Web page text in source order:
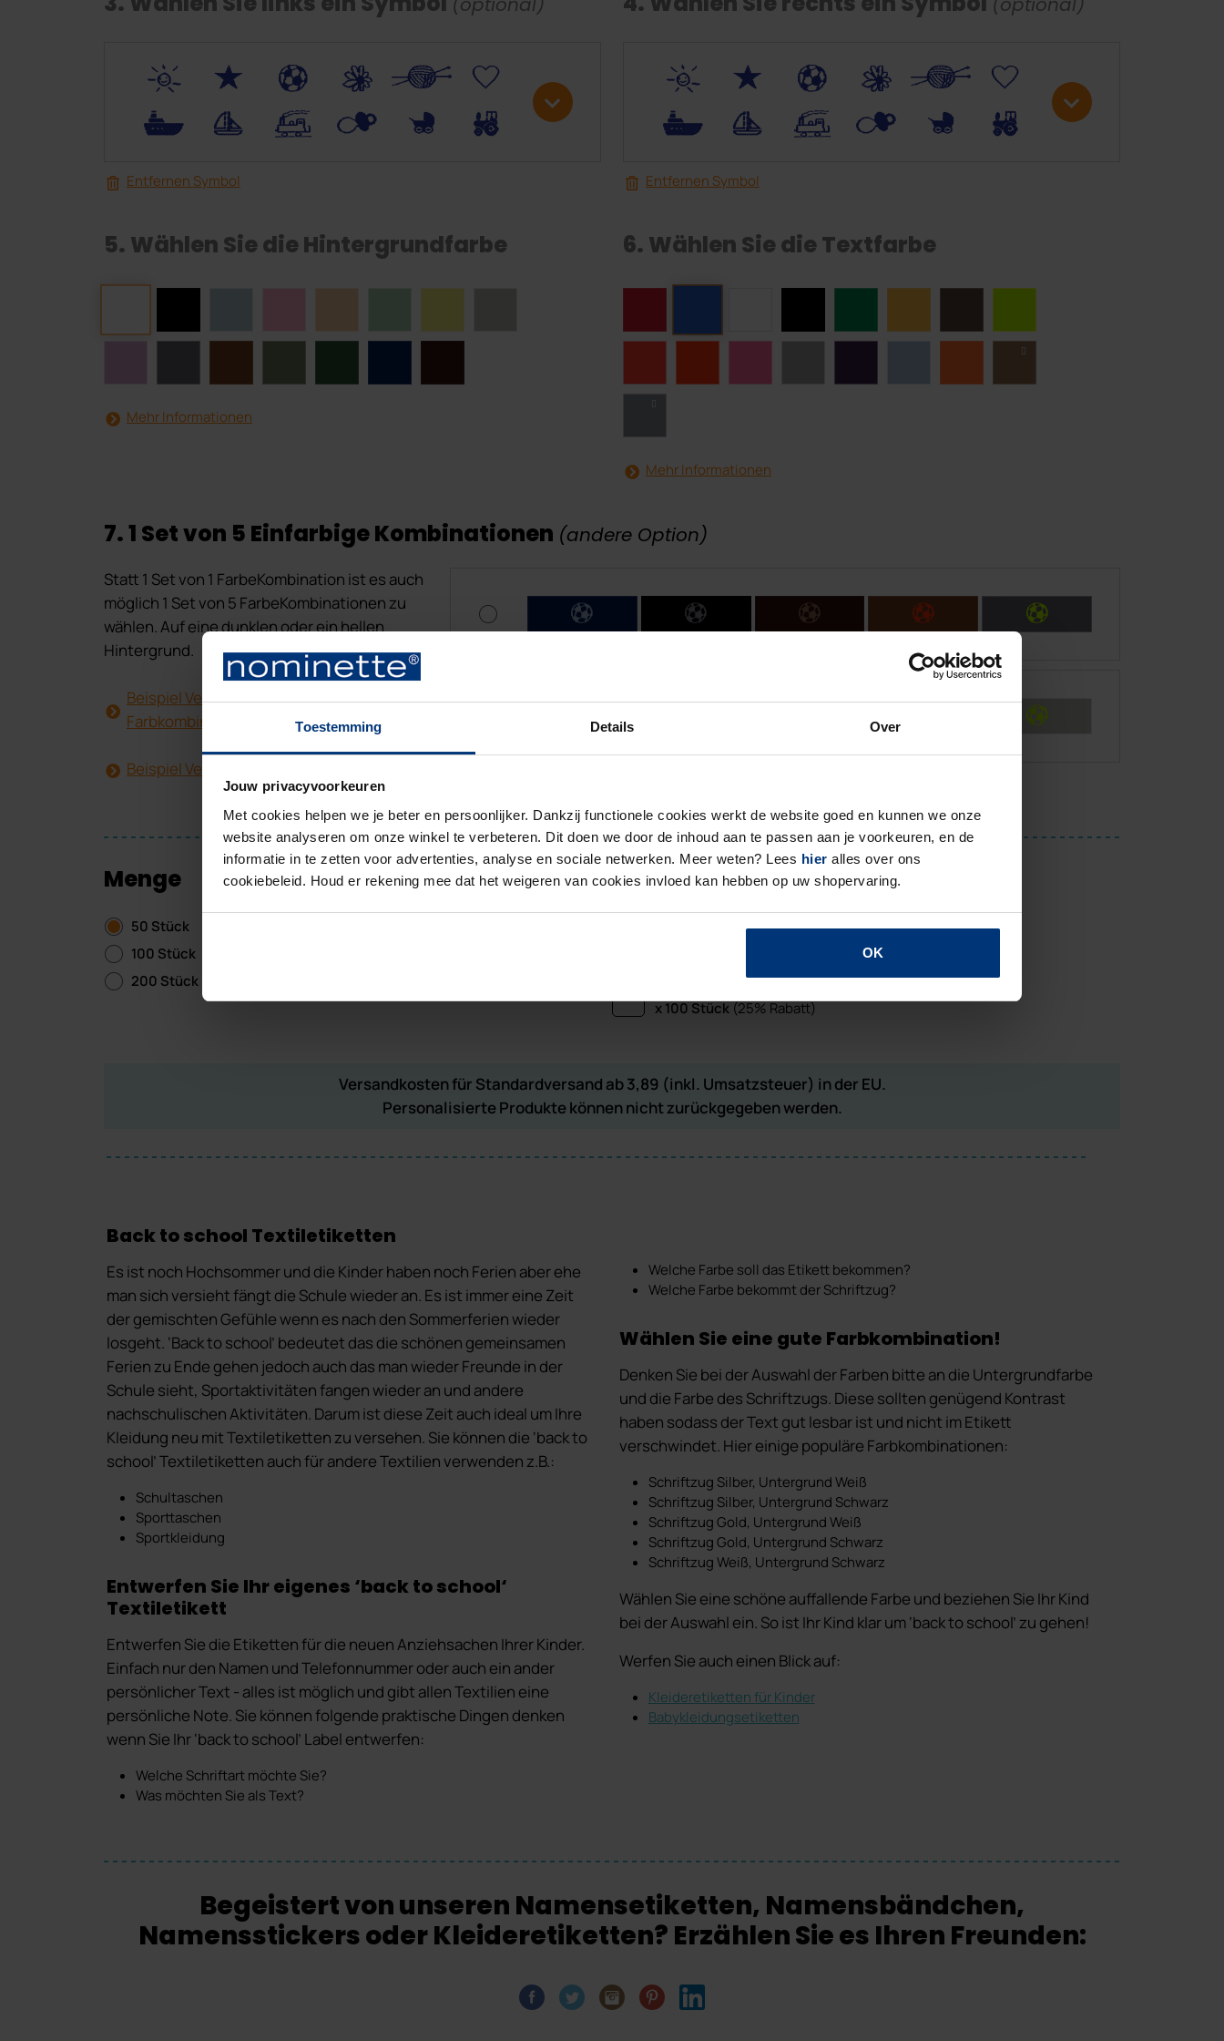
Toestemming Details Over
Jouw privacyvoorkeuren
Met cookies helpen we je beter en persoonlijker. Dankzij functionele cookies werkt de website goed en kunnen we onze
website analyseren om onze winkel te verbeteren. Dit doen we door de inhoud aan te passen aan je voorkeuren, en de
informatie in te zetten voor advertenties, analyse en sociale netwerken. Meer weten? Lees hier alles over ons
cookiebeleid. Houd er rekening mee dat het weigeren van cookies invloed kan hebben op uw shopervaring.
OK
* V C + W U
.
< ; S R M
Entfernen Symbol
* V C + W U
.
< ; S R M
Entfernen Symbol
5. Wählen Sie die Hintergrundfarbe
Mehr Informationen
6. Wählen Sie die Textfarbe
Mehr Informationen
7. 1 Set von 5 Einfarbige Kombinationen (andere Option)
Statt 1 Set von 1 FarbeKombination ist es auch
möglich 1 Set von 5 FarbeKombinationen zu
wählen. Auf eine dunklen oder ein hellen
Hintergrund.
Beispiel Verpackung dunkle
Farbkombination
Beispiel Verpackung helle Farbkombination
C C C C
C C C C C
Menge
50 Stück
100 Stück
200 Stück
(20% Rabatt)
x 100 Stück (25% Rabatt)
Preis
€ 17,37
Versandkosten für Standardversand ab 3,89 (inkl. Umsatzsteuer) in der EU.
Personalisierte Produkte können nicht zurückgegeben werden.
Back to school Textiletiketten
Es ist noch Hochsommer und die Kinder haben noch Ferien aber ehe
man sich versieht fängt die Schule wieder an. Es ist immer eine Zeit
der gemischten Gefühle wenn es nach den Sommerferien wieder
losgeht. ‘Back to school’ bedeutet das die schönen gemeinsamen
Ferien zu Ende gehen jedoch auch das man wieder Freunde in der
Schule sieht, Sportaktivitäten fangen wieder an und andere
nachschulischen Aktivitäten. Darum ist diese Zeit auch ideal um Ihre
Kleidung neu mit Textiletiketten zu versehen. Sie können die ‘back to
school’ Textiletiketten auch für andere Textilien verwenden z.B.:
Schultaschen
Sporttaschen
Sportkleidung
Entwerfen Sie Ihr eigenes ‘back to school‘
Textiletikett
Entwerfen Sie die Etiketten für die neuen Anziehsachen Ihrer Kinder.
Einfach nur den Namen und Telefonnummer oder auch ein ander
persönlicher Text - alles ist möglich und gibt allen Textilien eine
persönliche Note. Sie können folgende praktische Dingen denken
wenn Sie Ihr ‘back to school’ Label entwerfen:
Welche Schriftart möchte Sie?
Was möchten Sie als Text?
Welche Farbe soll das Etikett bekommen?
Welche Farbe bekommt der Schriftzug?
Wählen Sie eine gute Farbkombination!
Denken Sie bei der Auswahl der Farben bitte an die Untergrundfarbe
und die Farbe des Schriftzugs. Diese sollten genügend Kontrast
haben sodass der Text gut lesbar ist und nicht im Etikett
verschwindet. Hier einige populäre Farbkombinationen:
Schriftzug Silber, Untergrund Weiß
Schriftzug Silber, Untergrund Schwarz
Schriftzug Gold, Untergrund Weiß
Schriftzug Gold, Untergrund Schwarz
Schriftzug Weiß, Untergrund Schwarz
Wählen Sie eine schöne auffallende Farbe und beziehen Sie Ihr Kind
bei der Auswahl ein. So ist Ihr Kind klar um ‘back to school’ zu gehen!
Werfen Sie auch einen Blick auf:
Kleideretiketten für Kinder
Babykleidungsetiketten
Begeistert von unseren Namensetiketten, Namensbändchen,
Namensstickers oder Kleideretiketten? Erzählen Sie es Ihren Freunden: